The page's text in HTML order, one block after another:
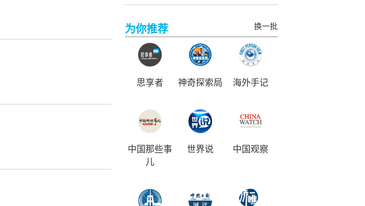
为你推荐 换一批
思享者 神奇探索局 海外手记
中国那些事
儿
世界说 中国观察